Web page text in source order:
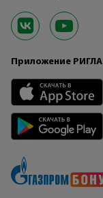
Приложение РИГЛА